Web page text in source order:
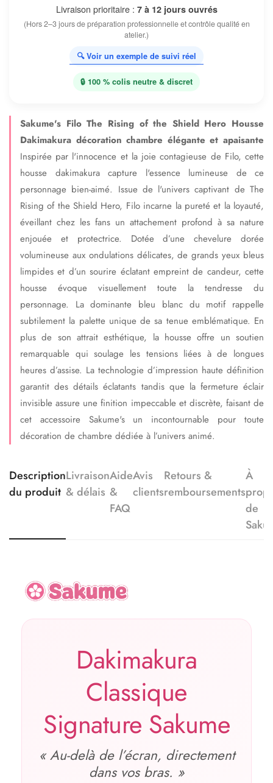
Livraison prioritaire : 7 à 12 jours ouvrés
(Hors 2–3 jours de préparation professionnelle et contrôle qualité en
atelier.)
🔍 Voir un exemple de suivi réel
🔒 100 % colis neutre & discret
Sakume's Filo The Rising of the Shield Hero Housse
Dakimakura décoration chambre élégante et apaisante
Inspirée par l'innocence et la joie contagieuse de Filo, cette
housse dakimakura capture l'essence lumineuse de ce
personnage bien-aimé. Issue de l'univers captivant de The
Rising of the Shield Hero, Filo incarne la pureté et la loyauté,
éveillant chez les fans un attachement profond à sa nature
enjouée et protectrice. Dotée d’une chevelure dorée
volumineuse aux ondulations délicates, de grands yeux bleus
limpides et d’un sourire éclatant empreint de candeur, cette
housse évoque visuellement toute la tendresse du
personnage. La dominante bleu blanc du motif rappelle
subtilement la palette unique de sa tenue emblématique. En
plus de son attrait esthétique, la housse offre un soutien
remarquable qui soulage les tensions liées à de longues
heures d’assise. La technologie d’impression haute définition
garantit des détails éclatants tandis que la fermeture éclair
invisible assure une finition impeccable et discrète, faisant de
cet accessoire Sakume's un incontournable pour toute
décoration de chambre dédiée à l’univers animé.
Description
du produit
Livraison
& délais
Aide
&
FAQ
Avis
clients
Retours &
remboursements
À
de
Dakimakura
Classique
Signature Sakume
« Au‑delà de l’écran, directement
dans vos bras. »